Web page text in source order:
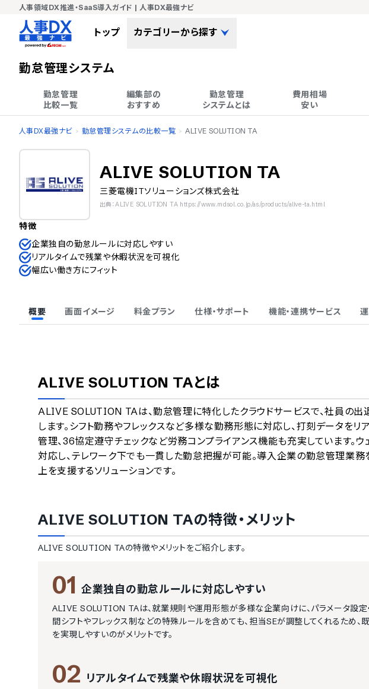
人事領域DX推進・SaaS導入ガイド | 人事DX最強ナビ
トップ カテゴリーから探す
勤怠管理システム
勤怠管理
比較一覧
編集部の
おすすめ
勤怠管理
システムとは
費用相場
安い
人事DX最強ナビ 勤怠管理システムの比較一覧 ALIVE SOLUTION TA
ALIVE SOLUTION TA
三菱電機ITソリューションズ株式会社
出典：ALIVE SOLUTION TA https://www.mdsol.co.jp/as/products/alive-ta.html
特徴
企業独自の勤怠ルールに対応しやすい
リアルタイムで残業や休暇状況を可視化
幅広い働き方にフィット
概要 画面イメージ 料金プラン 仕様・サポート 機能・連携サービス
ALIVE SOLUTION TAとは
ALIVE SOLUTION TAは、勤怠管理に特化したクラウドサービスで、社員の
します。シフト勤務やフレックスなど多様な勤務形態に対応し、打刻データを
管理、36協定遵守チェックなど労務コンプライアンス機能も充実しています。
対応し、テレワーク下でも一貫した勤怠把握が可能。導入企業の勤怠管理業
上を支援するソリューションです。
ALIVE SOLUTION TAの特徴・メリット
ALIVE SOLUTION TAの特徴やメリットをご紹介します。
01 企業独自の勤怠ルールに対応しやすい
ALIVE SOLUTION TAは、就業規則や運用形態が多様な企業向けに、パラメータ設定
間シフトやフレックス制などの特殊ルールを含めても、担当SEが調整してくれるため
を実現しやすいのがメリットです。
02 リアルタイムで残業や休暇状況を可視化